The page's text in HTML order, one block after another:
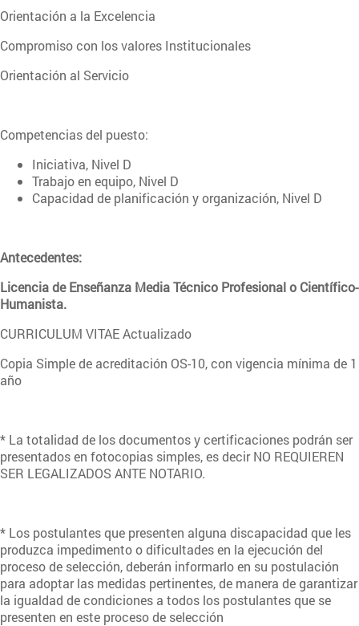
Orientación a la Excelencia
Compromiso con los valores Institucionales
Orientación al Servicio
Competencias del puesto:
Iniciativa, Nivel D
Trabajo en equipo, Nivel D
Capacidad de planificación y organización, Nivel D
Antecedentes:
Licencia de Enseñanza Media Técnico Profesional o Científico-
Humanista.
CURRICULUM VITAE Actualizado
Copia Simple de acreditación OS-10, con vigencia mínima de 1
año
* La totalidad de los documentos y certificaciones podrán ser
presentados en fotocopias simples, es decir NO REQUIEREN
SER LEGALIZADOS ANTE NOTARIO.
* Los postulantes que presenten alguna discapacidad que les
produzca impedimento o dificultades en la ejecución del
proceso de selección, deberán informarlo en su postulación
para adoptar las medidas pertinentes, de manera de garantizar
la igualdad de condiciones a todos los postulantes que se
presenten en este proceso de selección